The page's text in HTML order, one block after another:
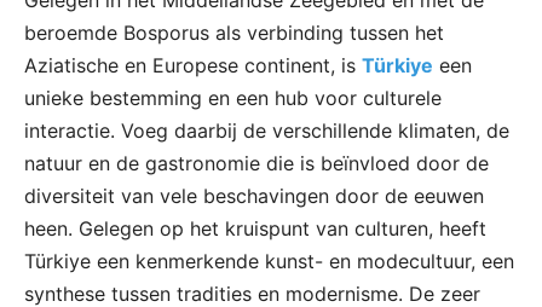
beroemde Bosporus als verbinding tussen het
Aziatische en Europese continent, is Türkiye een
unieke bestemming en een hub voor culturele
interactie. Voeg daarbij de verschillende klimaten, de
natuur en de gastronomie die is beïnvloed door de
diversiteit van vele beschavingen door de eeuwen
heen. Gelegen op het kruispunt van culturen, heeft
Türkiye een kenmerkende kunst- en modecultuur, een
synthese tussen tradities en modernisme. De zeer